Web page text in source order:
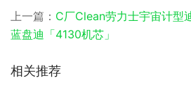
上一篇： C厂Clean劳力士宇宙计型
蓝盘迪「4130机芯」
相关推荐